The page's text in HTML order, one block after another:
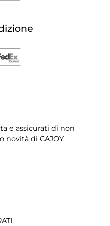
e assicurati di non
novità di CAJOY